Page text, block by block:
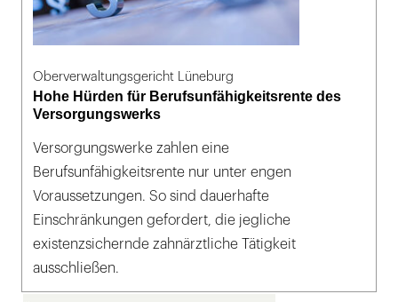
Oberverwaltungsgericht Lüneburg
Hohe Hürden für Berufsunfähigkeitsrente des
Versorgungswerks
Versorgungswerke zahlen eine
Berufsunfähigkeitsrente nur unter engen
Voraussetzungen. So sind dauerhafte
Einschränkungen gefordert, die jegliche
existenzsichernde zahnärztliche Tätigkeit
ausschließen.